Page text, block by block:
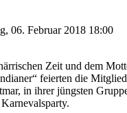
06. Februar 2018 18:00
Zeit und dem
feierten die
in ihrer jüngsten